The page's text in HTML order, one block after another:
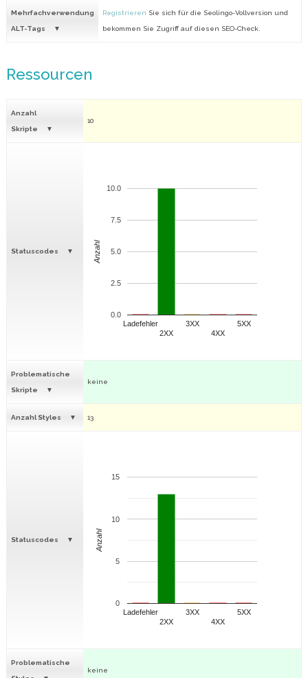
Mehrfachverwendung
ALT-Tags
Registrieren Sie sich für die Seolingo-Vollversion und
bekommen Sie Zugriff auf diesen SEO-Check.
Ressourcen
Anzahl
Skripte
10
Statuscodes
Ladefehler
2XX
3XX
4XX
5XX
0.0
2.5
5.0
7.5
10.0
Anzahl
Problematische
Skripte
keine
Anzahl Styles 13
Statuscodes
Ladefehler
2XX
3XX
4XX
5XX
0
5
10
15
Anzahl
Problematische
keine